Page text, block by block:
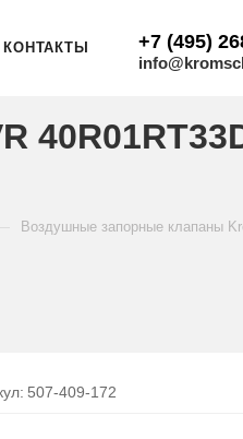
КОНТАКТЫ +7 (495)
Воздушные запорные клапаны
507-409-172